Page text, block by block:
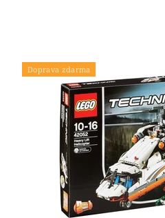
Doprava zdarma